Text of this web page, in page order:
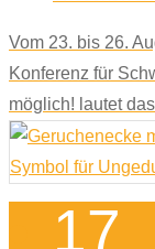
Vom 23. bis 26.
Konferenz für
möglich! lautet
17